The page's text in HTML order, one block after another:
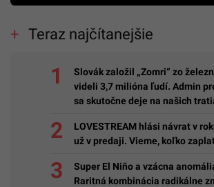
Teraz najčítanejšie
Slovák založil „Zomri“ zo
videli 3,7 milióna ľudí. Admin
sa skutočne deje na našich
LOVESTREAM hlási návrat v
už v predaji. Vieme, koľko
Super El Niño a vzácna
Raritná kombinácia radikálne